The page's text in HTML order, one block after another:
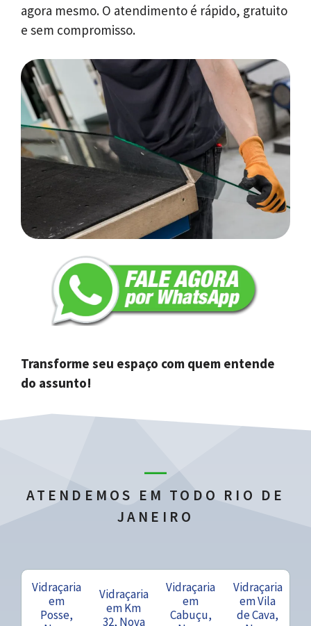
agora mesmo. O atendimento é rápido, gratuito
e sem compromisso.
Transforme seu espaço com quem entende
do assunto!
ATENDEMOS EM TODO RIO DE
JANEIRO
Vidraçaria
em
Posse,
Vidraçaria
em Km
32, Nova
Vidraçaria
em
Cabuçu,
Vidraçaria
em Vila
de Cava,